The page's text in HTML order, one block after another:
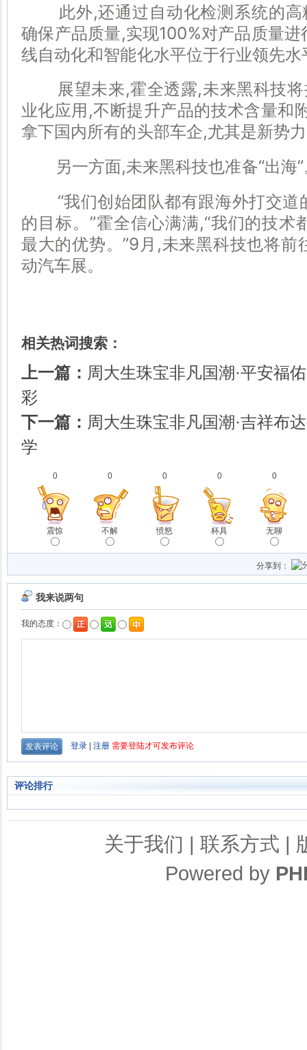
此外,还通过自动化检测系统的高
确保产品质量,实现100%对产品质量
线自动化和智能化水平位于行业领先水
展望未来,霍全透露,未来黑科技将
业化应用,不断提升产品的技术含量和
拿下国内所有的头部车企,尤其是新势
另一方面,未来黑科技也准备“出海”
“我们创始团队都有跟海外打交道
的目标。”霍全信心满满,“我们的技术
最大的优势。”9月,未来黑科技也将前
动汽车展。
相关热词搜索：
上一篇： 周大生珠宝非凡国潮·平安福
彩
下一篇： 周大生珠宝非凡国潮·吉祥布
学
0
震惊
0
不解
0
愤怒
0
杯具
0
无聊
分享到：
评论排行
关于我们 | 联系方式 |
Powered by